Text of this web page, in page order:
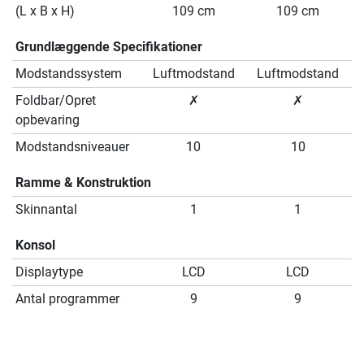
(L x B x H)
109 cm
109 cm
Grundlæggende Specifikationer
Modstandssystem
Luftmodstand
Luftmodstand
Foldbar/Opret
opbevaring
✗ ✗
Modstandsniveauer 10 10
Ramme & Konstruktion
Skinnantal
1 1
Konsol
Displaytype
LCD
LCD
Antal programmer
9 9